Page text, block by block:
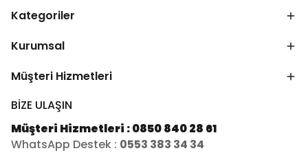
Kategoriler
Kurumsal
Müşteri Hizmetleri
BİZE ULAŞIN
Müşteri Hizmetleri : 0850 840 28 61
WhatsApp Destek : 0553 383 34 34